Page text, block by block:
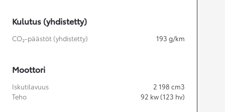
Kulutus (yhdistetty)
CO₂-päästöt (yhdistetty) 193 g/km
Moottori
Iskutilavuus 2 198 cm3
Teho
92 kw (123 hv)